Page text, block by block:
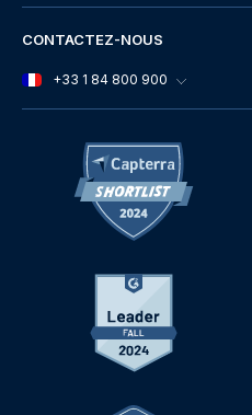
CONTACTEZ-NOUS
+33 1 84 800 900